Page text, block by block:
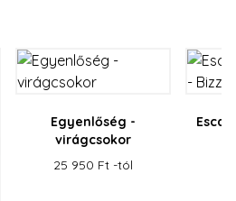
Egyenlőség -
virágcsokor
25 950 Ft -tól